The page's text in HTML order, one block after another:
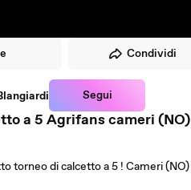
Condividi
Segui
a 5 Agrifans cameri (NO)
torneo di calcetto a 5 ! Cameri (NO)